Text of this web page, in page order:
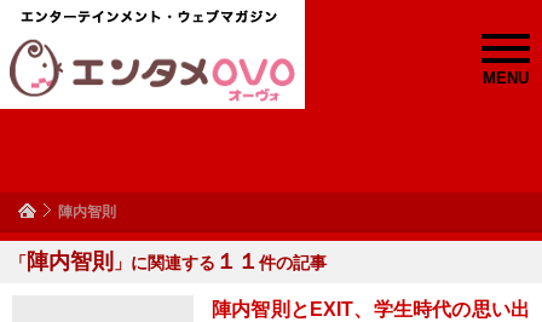
MENU
陣内智則
「陣内智則 」に関連する １１ 件の記事
陣内智則とEXIT、学生時代の思い出